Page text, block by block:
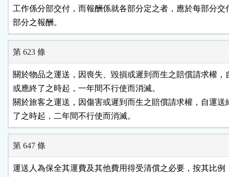
工作係分部交付，而報酬係就各部分定之者，應於每部分交
部分之報酬。
第 623 條
關於物品之運送，因喪失、毀損或遲到而生之賠償請求權，
或應終了之時起，一年間不行使而消滅。
關於旅客之運送，因傷害或遲到而生之賠償請求權，自運送
了之時起，二年間不行使而消滅。
第 647 條
運送人為保全其運費及其他費用得受清償之必要，按其比例